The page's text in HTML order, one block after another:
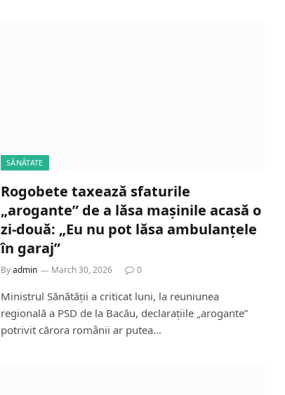
SĂNĂTATE
Rogobete taxează sfaturile
„arogante” de a lăsa mașinile acasă o
zi-două: „Eu nu pot lăsa ambulanțele
în garaj”
Byadmin March 30, 2026 0
Ministrul Sănătății a criticat luni, la reuniunea
regională a PSD de la Bacău, declarațiile „arogante”
potrivit cărora românii ar putea…